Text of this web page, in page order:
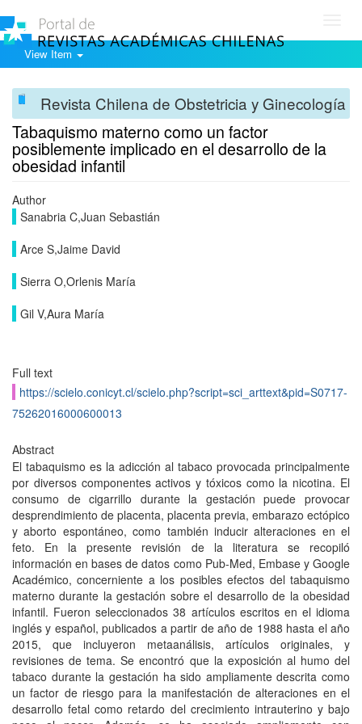
View Item
Revista Chilena de Obstetricia y Ginecología
Tabaquismo materno como un factor
posiblemente implicado en el desarrollo de la
obesidad infantil
Author
Sanabria C,Juan Sebastián
Arce S,Jaime David
Sierra O,Orlenis María
Gil V,Aura María
Full text
https://scielo.conicyt.cl/scielo.php?script=sci_arttext&pid=S0717-
75262016000600013
Abstract
El tabaquismo es la adicción al tabaco provocada principalmente
por diversos componentes activos y tóxicos como la nicotina. El
consumo de cigarrillo durante la gestación puede provocar
desprendimiento de placenta, placenta previa, embarazo ectópico
y aborto espontáneo, como también inducir alteraciones en el
feto. En la presente revisión de la literatura se recopiló
información en bases de datos como Pub-Med, Embase y Google
Académico, concerniente a los posibles efectos del tabaquismo
materno durante la gestación sobre el desarrollo de la obesidad
infantil. Fueron seleccionados 38 artículos escritos en el idioma
inglés y español, publicados a partir de año de 1988 hasta el año
2015, que incluyeron metaanálisis, artículos originales, y
revisiones de tema. Se encontró que la exposición al humo del
tabaco durante la gestación ha sido ampliamente descrita como
un factor de riesgo para la manifestación de alteraciones en el
desarrollo fetal como retardo del crecimiento intrauterino y bajo